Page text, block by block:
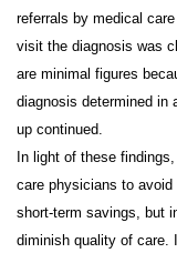
referrals by medical
visit the diagnosis was
are minimal figures
diagnosis determined in
up continued.
In light of these
care physicians to
short-term savings, but
diminish quality of care.